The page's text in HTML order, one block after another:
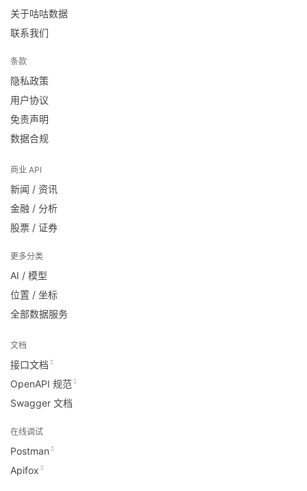
关于咕咕数据
联系我们
条款
隐私政策
用户协议
免责声明
数据合规
商业 API
新闻 / 资讯
金融 / 分析
股票 / 证券
更多分类
AI / 模型
位置 / 坐标
全部数据服务
文档
接口文档
OpenAPI 规范
Swagger 文档
在线调试
Postman
Apifox